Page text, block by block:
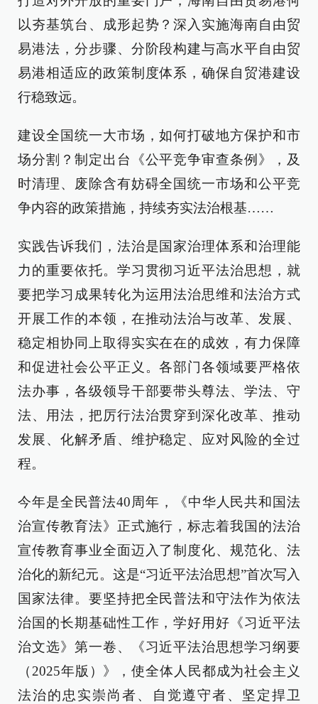
以夯基筑台、成形起势？深入实施海南自由贸
易港法，分步骤、分阶段构建与高水平自由贸
易港相适应的政策制度体系，确保自贸港建设
行稳致远。
建设全国统一大市场，如何打破地方保护和市
场分割？制定出台《公平竞争审查条例》，及
时清理、废除含有妨碍全国统一市场和公平竞
争内容的政策措施，持续夯实法治根基……
实践告诉我们，法治是国家治理体系和治理能
力的重要依托。学习贯彻习近平法治思想，就
要把学习成果转化为运用法治思维和法治方式
开展工作的本领，在推动法治与改革、发展、
稳定相协同上取得实实在在的成效，有力保障
和促进社会公平正义。各部门各领域要严格依
法办事，各级领导干部要带头尊法、学法、守
法、用法，把厉行法治贯穿到深化改革、推动
发展、化解矛盾、维护稳定、应对风险的全过
程。
今年是全民普法40周年，《中华人民共和国法
治宣传教育法》正式施行，标志着我国的法治
宣传教育事业全面迈入了制度化、规范化、法
治化的新纪元。这是“习近平法治思想”首次写入
国家法律。要坚持把全民普法和守法作为依法
治国的长期基础性工作，学好用好《习近平法
治文选》第一卷、《习近平法治思想学习纲要
（2025年版）》，使全体人民都成为社会主义
法治的忠实崇尚者、自觉遵守者、坚定捍卫